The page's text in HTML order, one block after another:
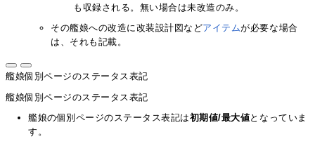
も収録される。無い場合は未改造のみ。
その艦娘への改造に改装設計図などアイテムが必要な場合
は、それも記載。
艦娘個別ページのステータス表記
艦娘個別ページのステータス表記
艦娘の個別ページのステータス表記は初期値/最大値となっていま
す。